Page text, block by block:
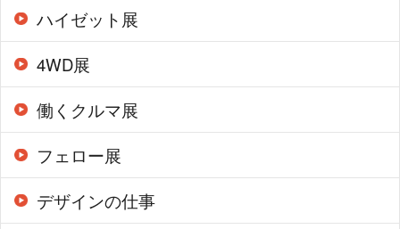
ハイゼット展
4WD展
働くクルマ展
フェロー展
デザインの仕事